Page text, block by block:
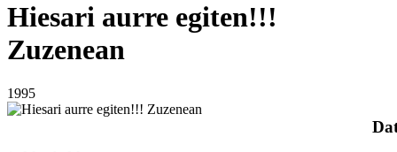
Hiesari aurre egiten!!!
Zuzenean
1995